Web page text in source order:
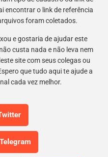
encontrar o link de referência
foram coletados.
e gostaria de ajudar este
custa nada e não leva nem
site com seus colegas ou
que tudo aqui te ajude a
cada vez melhor.
Telegram